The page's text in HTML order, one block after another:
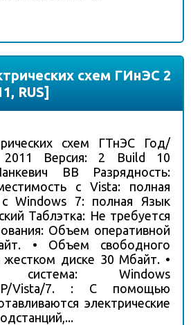
схем ГИнЭС 2
RUS]
схем ГТнЭС Год/
2011 Версия: 2 Build 10
ВВ Разрядность:
с Vista: полная
с Windows 7: полная Язык
Таблэтка: Не требуется
Объем оперативной
• Объем свободного
жестком диске 30 Мбайт. •
система: Windows
XP/Vista/7. : С помощью
электрические